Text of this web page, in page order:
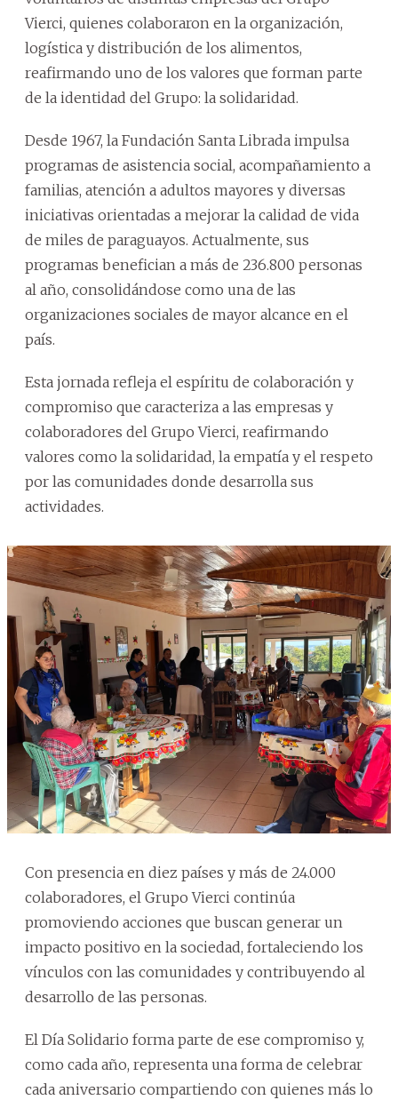
Vierci, quienes colaboraron en la organización,
logística y distribución de los alimentos,
reafirmando uno de los valores que forman parte
de la identidad del Grupo: la solidaridad.
Desde 1967, la Fundación Santa Librada impulsa
programas de asistencia social, acompañamiento a
familias, atención a adultos mayores y diversas
iniciativas orientadas a mejorar la calidad de vida
de miles de paraguayos. Actualmente, sus
programas benefician a más de 236.800 personas
al año, consolidándose como una de las
organizaciones sociales de mayor alcance en el
país.
Esta jornada refleja el espíritu de colaboración y
compromiso que caracteriza a las empresas y
colaboradores del Grupo Vierci, reafirmando
valores como la solidaridad, la empatía y el respeto
por las comunidades donde desarrolla sus
actividades.
Con presencia en diez países y más de 24.000
colaboradores, el Grupo Vierci continúa
promoviendo acciones que buscan generar un
impacto positivo en la sociedad, fortaleciendo los
vínculos con las comunidades y contribuyendo al
desarrollo de las personas.
El Día Solidario forma parte de ese compromiso y,
como cada año, representa una forma de celebrar
cada aniversario compartiendo con quienes más lo